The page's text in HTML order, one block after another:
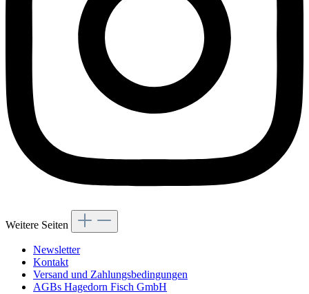
Weitere Seiten
Newsletter
Kontakt
Versand und Zahlungsbedingungen
AGBs Hagedorn Fisch GmbH